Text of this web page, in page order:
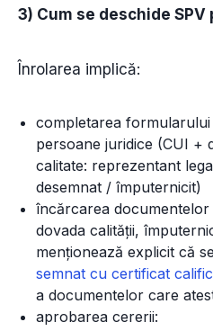
3) Cum se deschide SPV
Înrolarea implică:
completarea
persoane juridice (CUI +
calitate: reprezentant
desemnat / împuternicit)
încărcarea documentelor
dovada calității,
menționează explicit că
semnat cu certificat
a documentelor care
aprobarea cererii: